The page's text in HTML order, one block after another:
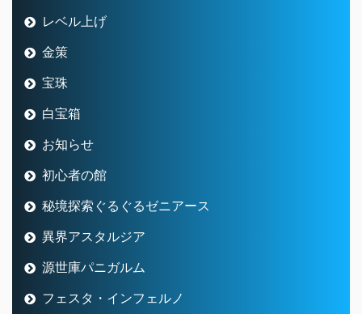
レベル上げ
金策
宝珠
白宝箱
お知らせ
初心者の館
秘境探索ぐるぐるゼニアース
異界アスタルジア
源世庫パニガルム
フェスタ・インフェルノ